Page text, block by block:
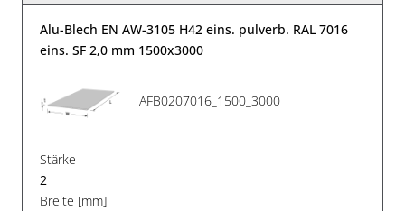
Alu-Blech EN AW-3105 H42 eins. pulverb. RAL 7016
eins. SF 2,0 mm 1500x3000
AFB0207016_1500_3000
Stärke
2
Breite [mm]